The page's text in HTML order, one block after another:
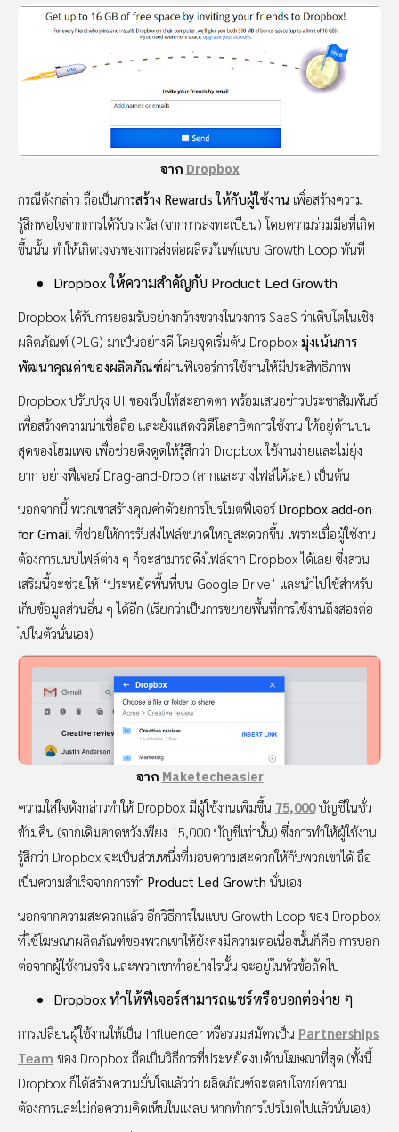
จากDropbox
กรณีดังกล่าว ถือเป็นการสร้าง Rewards ให้กับผู้ใช้งาน เพื่อสร้างความ
รู้สึกพอใจจากการได้รับรางวัล (จากการลงทะเบียน) โดยความร่วมมือที่เกิด
ขึ้นนั้น ทำให้เกิดวงจรของการส่งต่อผลิตภัณฑ์แบบ Growth Loop ทันที
Dropbox ให้ความสำคัญกับ Product Led Growth
Dropbox ได้รับการยอมรับอย่างกว้างขวางในวงการ SaaS ว่าเติบโตในเชิง
ผลิตภัณฑ์ (PLG) มาเป็นอย่างดี โดยจุดเริ่มต้น Dropbox มุ่งเน้นการ
พัฒนาคุณค่าของผลิตภัณฑ์ผ่านฟีเจอร์การใช้งานให้มีประสิทธิภาพ
Dropbox ปรับปรุง UI ของเว็บให้สะอาดตา พร้อมเสนอข่าวประชาสัมพันธ์
เพื่อสร้างความน่าเชื่อถือ และยังแสดงวิดีโอสาธิตการใช้งาน ให้อยู่ด้านบน
สุดของโฮมเพจ เพื่อช่วยดึงดูดให้รู้สึกว่า Dropbox ใช้งานง่ายและไม่ยุ่ง
ยาก อย่างฟีเจอร์ Drag-and-Drop (ลากและวางไฟล์ได้เลย) เป็นต้น
นอกจากนี้ พวกเขาสร้างคุณค่าด้วยการโปรโมตฟีเจอร์Dropbox add-on
for Gmail ที่ช่วยให้การรับส่งไฟล์ขนาดใหญ่สะดวกขึ้น เพราะเมื่อผู้ใช้งาน
ต้องการแนบไฟล์ต่าง ๆ ก็จะสามารถดึงไฟล์จาก Dropbox ได้เลย ซึ่งส่วน
เสริมนี้จะช่วยให้ ‘ประหยัดพื้นที่บน Google Drive’ และนำไปใช้สำหรับ
เก็บข้อมูลส่วนอื่น ๆ ได้อีก (เรียกว่าเป็นการขยายพื้นที่การใช้งานถึงสองต่อ
ไปในตัวนั่นเอง)
จากMaketecheasier
ความใส่ใจดังกล่าวทำให้ Dropbox มีผู้ใช้งานเพิ่มขึ้น 75,000บัญชีในชั่ว
ข้ามคืน (จากเดิมคาดหวังเพียง 15,000 บัญชีเท่านั้น) ซึ่งการทำให้ผู้ใช้งาน
รู้สึกว่า Dropbox จะเป็นส่วนหนึ่งที่มอบความสะดวกให้กับพวกเขาได้ ถือ
เป็นความสำเร็จจากการทำ Product Led Growth นั่นเอง
นอกจากความสะดวกแล้ว อีกวิธีการในแบบ Growth Loop ของ Dropbox
ที่ใช้โฆษณาผลิตภัณฑ์ของพวกเขาให้ยังคงมีความต่อเนื่องนั้นก็คือ การบอก
ต่อจากผู้ใช้งานจริง และพวกเขาทำอย่างไรนั้น จะอยู่ในหัวข้อถัดไป
Dropbox ทำให้ฟีเจอร์สามารถแชร์หรือบอกต่อง่าย ๆ
การเปลี่ยนผู้ใช้งานให้เป็น Influencer หรือร่วมสมัครเป็น Partnerships
Team ของ Dropbox ถือเป็นวิธีการที่ประหยัดงบด้านโฆษณาที่สุด (ทั้งนี้
Dropbox ก็ได้สร้างความมั่นใจแล้วว่า ผลิตภัณฑ์จะตอบโจทย์ความ
ต้องการและไม่ก่อความคิดเห็นในแง่ลบ หากทำการโปรโมตไปแล้วนั่นเอง)